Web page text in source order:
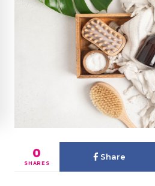
0
SHARES
Share